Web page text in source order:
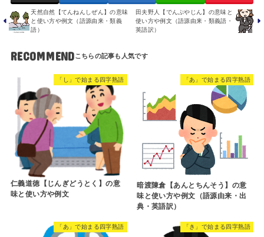
天然自然【てんねんしぜん】の意味
と使い方や例文（語源由来・類義
語）
田夫野人【でんぷやじん】の意味と
使い方や例文（語源由来・類義語・
英語訳）
RECOMMEND
「し」で始まる四字熟語
仁義道徳【じんぎどうとく】の意
味と使い方や例文
「あ」で始まる四字熟語
暗渡陳倉【あんとちんそう】の意
味と使い方や例文（語源由来・出
典・英語訳）
「あ」で始まる四字熟語 「き」で始まる四字熟語